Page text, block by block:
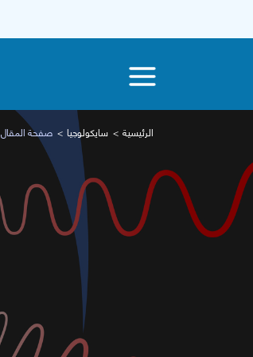
الرئيسية سايكولوجيا صفحة المقال